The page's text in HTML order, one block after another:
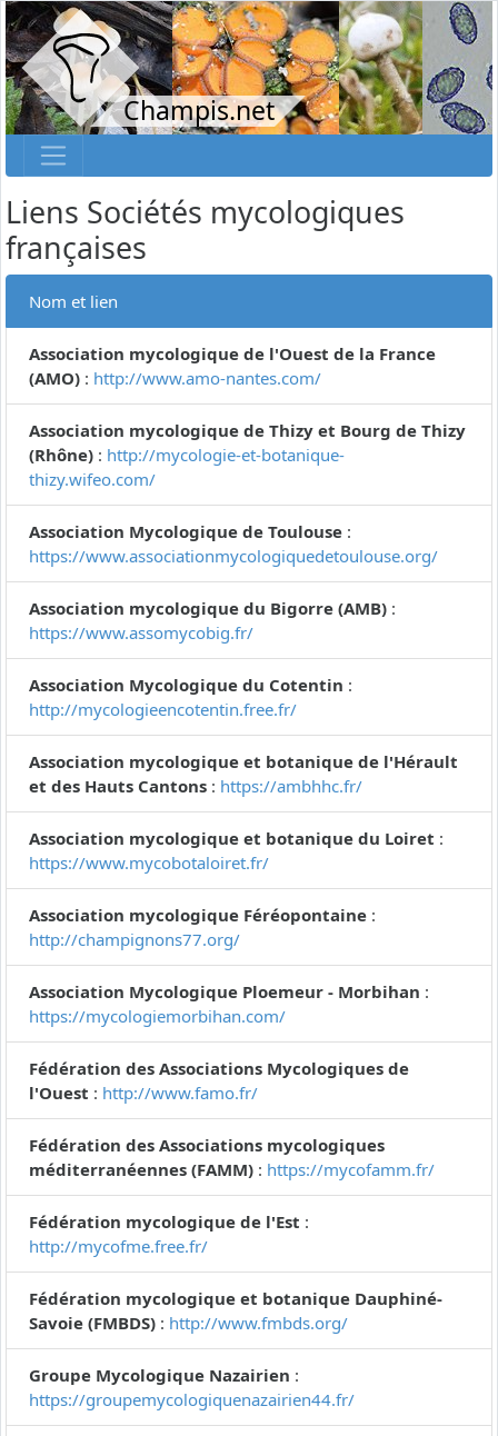
Champis.net
Liens Sociétés mycologiques
françaises
Nom et lien
Association mycologique de l'Ouest de la France
(AMO) : http://www.amo-nantes.com/
Association mycologique de Thizy et Bourg de Thizy
(Rhône) : http://mycologie-et-botanique-
thizy.wifeo.com/
Association Mycologique de Toulouse :
https://www.associationmycologiquedetoulouse.org/
Association mycologique du Bigorre (AMB) :
https://www.assomycobig.fr/
Association Mycologique du Cotentin :
http://mycologieencotentin.free.fr/
Association mycologique et botanique de l'Hérault
et des Hauts Cantons : https://ambhhc.fr/
Association mycologique et botanique du Loiret :
https://www.mycobotaloiret.fr/
Association mycologique Féréopontaine :
http://champignons77.org/
Association Mycologique Ploemeur - Morbihan :
https://mycologiemorbihan.com/
Fédération des Associations Mycologiques de
l'Ouest : http://www.famo.fr/
Fédération des Associations mycologiques
méditerranéennes (FAMM) : https://mycofamm.fr/
Fédération mycologique de l'Est :
http://mycofme.free.fr/
Fédération mycologique et botanique Dauphiné-
Savoie (FMBDS) : http://www.fmbds.org/
Groupe Mycologique Nazairien :
https://groupemycologiquenazairien44.fr/